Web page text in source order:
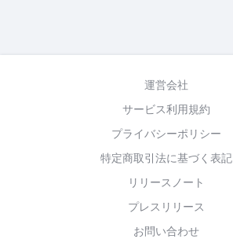
運営会社
サービス利用規約
プライバシーポリシー
特定商取引法に基づく表記
リリースノート
プレスリリース
お問い合わせ